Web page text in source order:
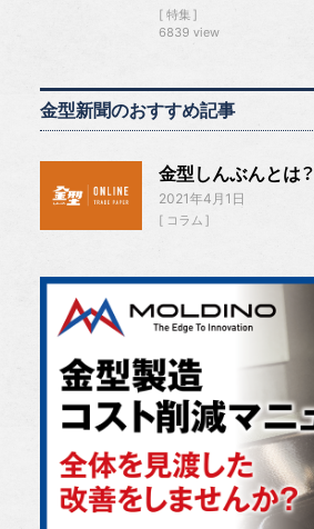
特集
6839 view
金型新聞のおすすめ記事
金型しんぶんとは？
2021年4月1日
コラム